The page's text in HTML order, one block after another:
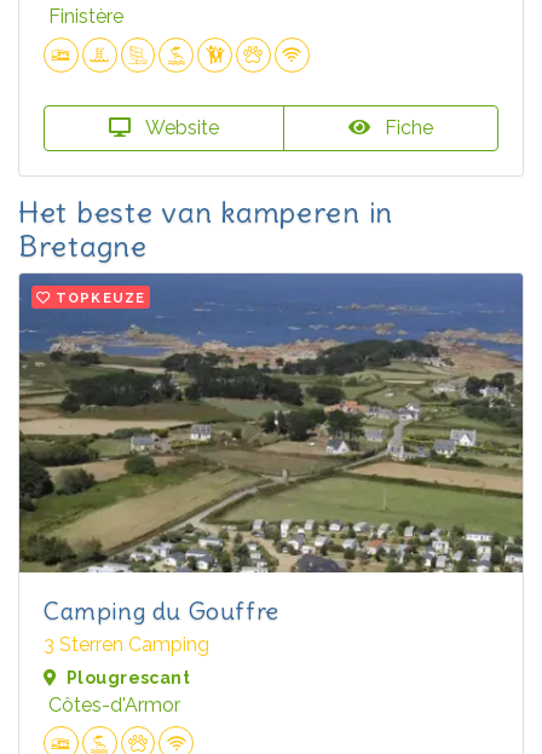
Finistère
Website Fiche
Het beste van kamperen in
Bretagne
TOPKEUZE
Camping du Gouffre
3 Sterren Camping
Plougrescant
Côtes-d'Armor